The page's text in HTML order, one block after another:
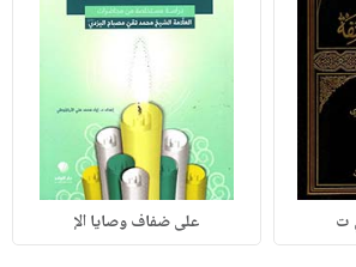
ت على ضفاف وصايا الإ